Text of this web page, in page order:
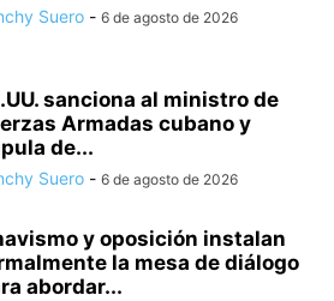
Suero - 6 de agosto de 2026
sanciona al ministro de
Armadas cubano y
de...
Suero - 6 de agosto de 2026
y oposición instalan
la mesa de diálogo
abordar...